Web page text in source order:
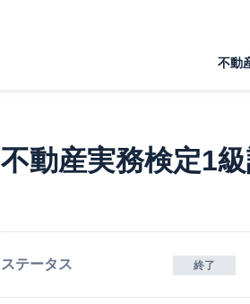
不動
不動産実務検定1
ステータス 終了